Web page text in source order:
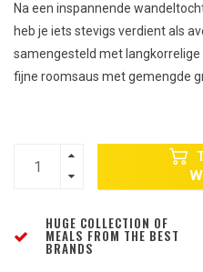
Na een inspannende
heb je iets stevigs verdient als
samengesteld met langkorrelige
fijne roomsaus met gemengde
HUGE COLLECTION OF
MEALS FROM THE BEST
BRANDS